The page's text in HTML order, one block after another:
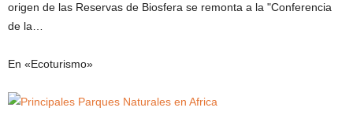
origen de las Reservas de Biosfera se remonta a la "Conferencia
de la…
En «Ecoturismo»